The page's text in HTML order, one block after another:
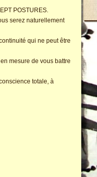
POSTURES.
serez naturellement
qui ne peut être
mesure de vous battre
totale, à